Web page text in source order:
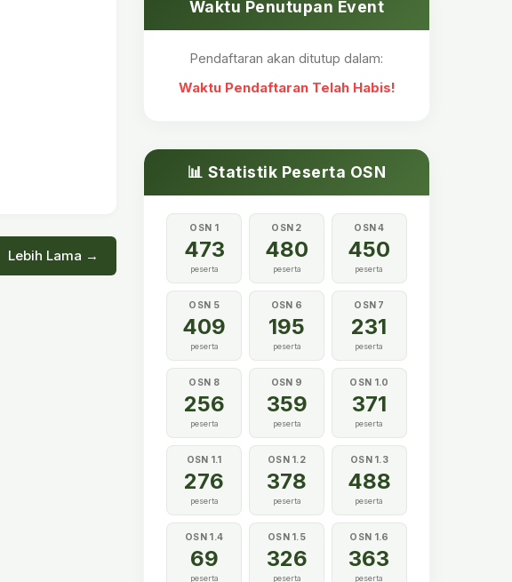
Lebih Lama →
Waktu Penutupan Event
Pendaftaran akan ditutup dalam:
Waktu Pendaftaran Telah Habis!
📊 Statistik Peserta OSN
OSN 1
473
peserta
OSN 2
480
peserta
OSN 4
450
peserta
OSN 5
409
peserta
OSN 6
195
peserta
OSN 7
231
peserta
OSN 8
256
peserta
OSN 9
359
peserta
OSN 1.0
371
peserta
OSN 1.1
276
peserta
OSN 1.2
378
peserta
OSN 1.3
488
peserta
OSN 1.4
69
peserta
OSN 1.5
326
peserta
OSN 1.6
363
peserta